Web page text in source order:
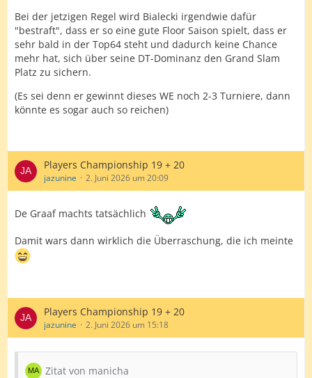
Bei der jetzigen Regel wird Bialecki irgendwie dafür
"bestraft", dass er so eine gute Floor Saison spielt, dass er
sehr bald in der Top64 steht und dadurch keine Chance
mehr hat, sich über seine DT-Dominanz den Grand Slam
Platz zu sichern.
(Es sei denn er gewinnt dieses WE noch 2-3 Turniere, dann
könnte es sogar auch so reichen)
Players Championship 19 + 20
jazunine 2. Juni 2026 um 20:09
De Graaf machts tatsächlich
Damit wars dann wirklich die Überraschung, die ich meinte
Players Championship 19 + 20
jazunine 2. Juni 2026 um 15:18
Zitat von manicha